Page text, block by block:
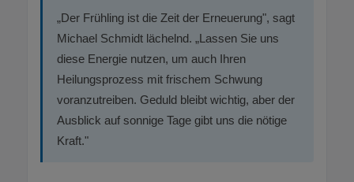
„Der Frühling ist die Zeit der Erneuerung", sagt
Michael Schmidt lächelnd. „Lassen Sie uns
diese Energie nutzen, um auch Ihren
Heilungsprozess mit frischem Schwung
voranzutreiben. Geduld bleibt wichtig, aber der
Ausblick auf sonnige Tage gibt uns die nötige
Kraft."